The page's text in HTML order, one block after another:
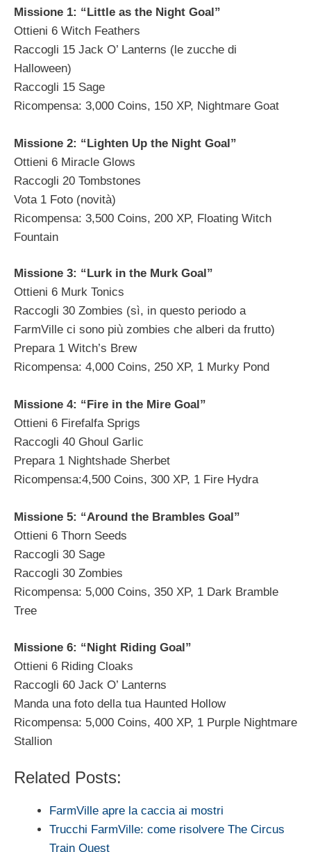
Missione 1: “Little as the Night Goal”
Ottieni 6 Witch Feathers
Raccogli 15 Jack O’ Lanterns (le zucche di
Halloween)
Raccogli 15 Sage
Ricompensa: 3,000 Coins, 150 XP, Nightmare Goat
Missione 2: “Lighten Up the Night Goal”
Ottieni 6 Miracle Glows
Raccogli 20 Tombstones
Vota 1 Foto (novità)
Ricompensa: 3,500 Coins, 200 XP, Floating Witch
Fountain
Missione 3: “Lurk in the Murk Goal”
Ottieni 6 Murk Tonics
Raccogli 30 Zombies (sì, in questo periodo a
FarmVille ci sono più zombies che alberi da frutto)
Prepara 1 Witch’s Brew
Ricompensa: 4,000 Coins, 250 XP, 1 Murky Pond
Missione 4: “Fire in the Mire Goal”
Ottieni 6 Firefalfa Sprigs
Raccogli 40 Ghoul Garlic
Prepara 1 Nightshade Sherbet
Ricompensa:4,500 Coins, 300 XP, 1 Fire Hydra
Missione 5: “Around the Brambles Goal”
Ottieni 6 Thorn Seeds
Raccogli 30 Sage
Raccogli 30 Zombies
Ricompensa: 5,000 Coins, 350 XP, 1 Dark Bramble
Tree
Missione 6: “Night Riding Goal”
Ottieni 6 Riding Cloaks
Raccogli 60 Jack O’ Lanterns
Manda una foto della tua Haunted Hollow
Ricompensa: 5,000 Coins, 400 XP, 1 Purple Nightmare
Stallion
Related Posts:
FarmVille apre la caccia ai mostri
Trucchi FarmVille: come risolvere The Circus
Train Quest